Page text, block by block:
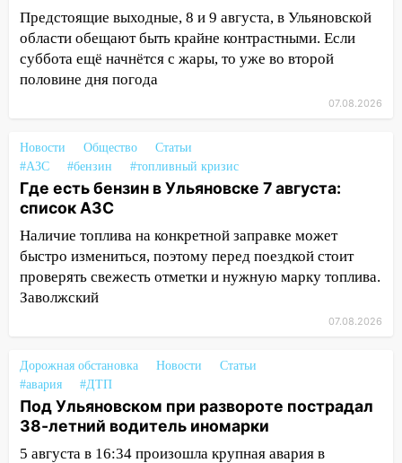
15:34
После вмешательства
прокуратуры в селах Ульяновской
области привели в порядок детские
площадки
15:08
В Кузоватово после прокурорской
проверки обновили разметку на
пешеходных переходах
14:40
На проспекте Гая в Ульяновске
запретили остановку автомобилей на
50-метровом участке
14:22 В Новом городе 8 августа пройдет
большой фестиваль «Наше время» с
«Мураками»
14:04
Жару смоет ливнями: прогноз
погоды в Ульяновской области на
выходные 8-9 августа
Предстоящие выходные, 8 и 9 августа, в Ульяновской
области обещают быть крайне контрастными. Если
суббота ещё начнётся с жары, то уже во второй
половине дня погода
07.08.2026
Новости Общество
Статьи
#АЗС
#бензин #топливный кризис
Где есть бензин в Ульяновске 7 августа:
список АЗС
Наличие топлива на конкретной заправке может
быстро измениться, поэтому перед поездкой стоит
проверять свежесть отметки и нужную марку топлива.
Заволжский
07.08.2026
Дорожная обстановка Новости
Статьи
#авария
#ДТП
Под Ульяновском при развороте пострадал
38-летний водитель иномарки
5 августа в 16:34 произошла крупная авария в